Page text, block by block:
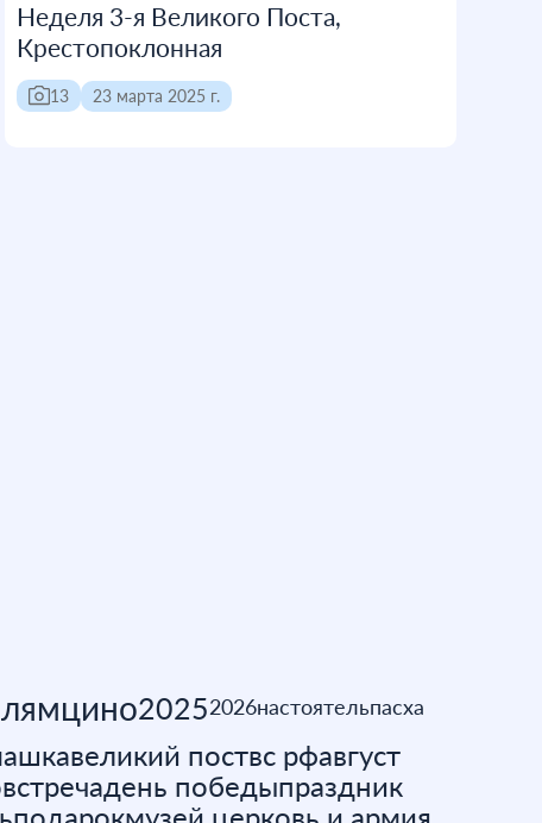
Неделя 3-я Великого Поста,
Крестопоклонная
13 23 марта 2025 г.
20252026настоятельпасха
великий поствс рфавгуст
встречадень победыпраздник